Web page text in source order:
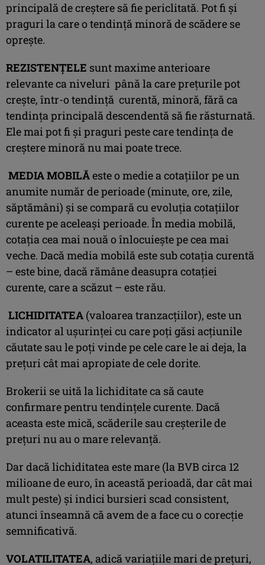
principală de creştere să fie periclitată. Pot fi şi
praguri la care o tendinţă minoră de scădere se
opreşte.
REZISTENŢELE sunt maxime anterioare
relevante ca niveluri până la care preţurile pot
creşte, într-o tendinţă curentă, minoră, fără ca
tendinţa principală descendentă să fie răsturnată.
Ele mai pot fi şi praguri peste care tendinţa de
creştere minoră nu mai poate trece.
MEDIA MOBILĂeste o medie a cotațiilor pe un
anumite număr de perioade (minute, ore, zile,
săptămâni) și se compară cu evoluția cotațiilor
curente pe aceleași perioade. În media mobilă,
cotația cea mai nouă o înlocuiește pe cea mai
veche. Dacă media mobilă este sub cotația curentă
– este bine, dacă rămâne deasupra cotaţiei
curente, care a scăzut – este rău.
LICHIDITATEA (valoarea tranzacţiilor), este un
indicator al uşurinţei cu care poţi găsi acţiunile
căutate sau le poţi vinde pe cele care le ai deja, la
preţuri cât mai apropiate de cele dorite.
Brokerii se uită la lichiditate ca să caute
confirmare pentru tendinţele curente. Dacă
aceasta este mică, scăderile sau creşterile de
preţuri nu au o mare relevanţă.
Dar dacă lichiditatea este mare (la BVB circa 12
milioane de euro, în această perioadă, dar cât mai
mult peste) şi indici bursieri scad consistent,
atunci înseamnă că avem de a face cu o corecţie
semnificativă.
VOLATILITATEA, adică variaţiile mari de preţuri,